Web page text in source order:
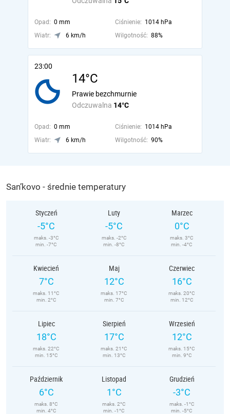
Opad: 0 mm Ciśnienie: 1014 hPa
Wiatr:
6 km/h Wilgotność: 88%
23:00
14°C
Odczuwalna 14°C
Prawie bezchmurnie
Opad: 0 mm Ciśnienie: 1014 hPa
Wiatr:
6 km/h Wilgotność: 90%
San’kovo - średnie temperatury
Styczeń
-5°C
maks. -3°C
min. -7°C
Luty
-5°C
maks. -2°C
min. -8°C
Marzec
0°C
maks. 3°C
min. -4°C
Kwiecień
7°C
maks. 11°C
min. 2°C
Maj
12°C
maks. 17°C
min. 7°C
Czerwiec
16°C
maks. 20°C
min. 12°C
Lipiec
18°C
maks. 22°C
min. 15°C
Sierpień
17°C
maks. 21°C
min. 13°C
Wrzesień
12°C
maks. 15°C
min. 9°C
Październik
6°C
maks. 8°C
min. 4°C
Listopad
1°C
maks. 2°C
min. -1°C
Grudzień
-3°C
maks. -1°C
min. -5°C